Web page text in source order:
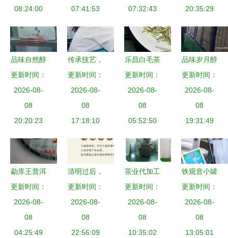
08:24:00
07:41:53
07:32:43
20:35:29
品味自然醇
香 探索天
特苦荞茶的
生产与供应
价值
更新时间：
2026-08-
08
20:20:23
传承技艺，
创新工业
混沌大学创
新商学院黄
山寻味现代
更新时间：
2026-08-
08
17:18:10
乐昌白毛茶
北粤深山的
芽尖珍宝与
农人匠心
更新时间：
2026-08-
08
05:52:50
品味岁月醇
香 广州茶
学人茶业
2012云南
七级普洱散
更新时间：
2026-08-
08
19:31:49
勐库王普洱
茶生茶七子
饼 清真品
质与批发优
势探析
更新时间：
2026-08-
08
04:25:49
清明过后，
在茶香里收
获清醒｜武
夷馆一物等
归人心事
更新时间：
2026-08-
08
22:56:09
茶业代加工
项目 开启
品质与效率
的双赢之路
更新时间：
2026-08-
08
10:35:02
铁观音小罐
茶 来自核
心生态产区
的匠心之韵
更新时间：
2026-08-
08
13:05:01